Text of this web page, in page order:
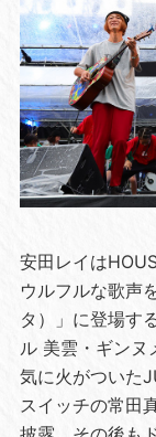
安田レイは
ウルフルな歌声
タ）」に登場す
ル 美雲・ギンヌ
気に火がついた
スイッチの常田